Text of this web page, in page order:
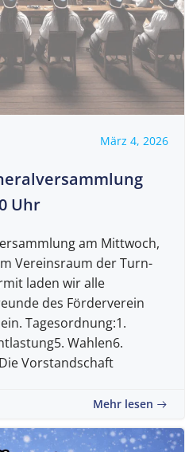
März 4, 2026
Uhr
am Mittwoch,
Vereinsraum der Turn-
laden wir alle
des Förderverein
Tagesordnung:1.
Wahlen6.
Vorstandschaft
Mehr lesen